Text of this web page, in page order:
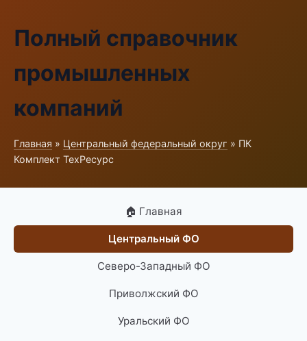
Полный справочник
промышленных
компаний
Главная » Центральный федеральный округ » ПК
Комплект ТехРесурс
🏠 Главная
Центральный ФО
Северо-Западный ФО
Приволжский ФО
Уральский ФО